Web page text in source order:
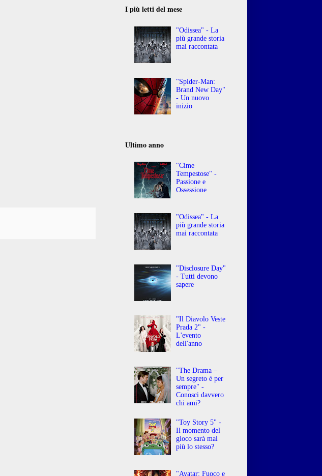
I più letti del mese
"Odissea" - La
più grande storia
mai raccontata
"Spider-Man:
Brand New Day"
- Un nuovo
inizio
Ultimo anno
"Cime
Tempestose" -
Passione e
Ossessione
"Odissea" - La
più grande storia
mai raccontata
"Disclosure Day"
- Tutti devono
sapere
"Il Diavolo Veste
Prada 2" -
L'evento
dell'anno
"The Drama –
Un segreto è per
sempre" -
Conosci davvero
chi ami?
"Toy Story 5" -
Il momento del
gioco sarà mai
più lo stesso?
"Avatar: Fuoco e